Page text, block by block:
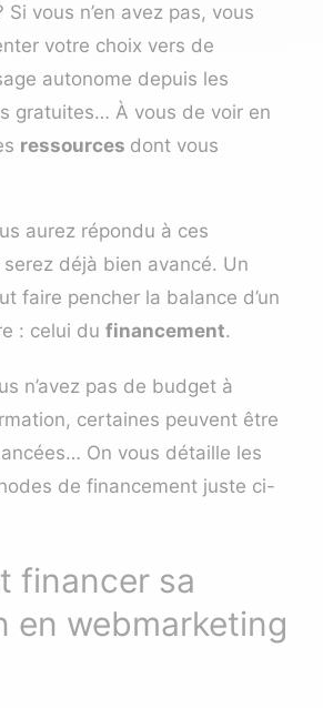
Si vous n’en avez pas, vous
votre choix vers de
autonome depuis les
gratuites… À vous de voir en
ressources dont vous
aurez répondu à ces
déjà bien avancé. Un
faire pencher la balance d’un
: celui du financement.
n’avez pas de budget à
certaines peuvent être
On vous détaille les
de financement juste ci-
financer sa
en webmarketing